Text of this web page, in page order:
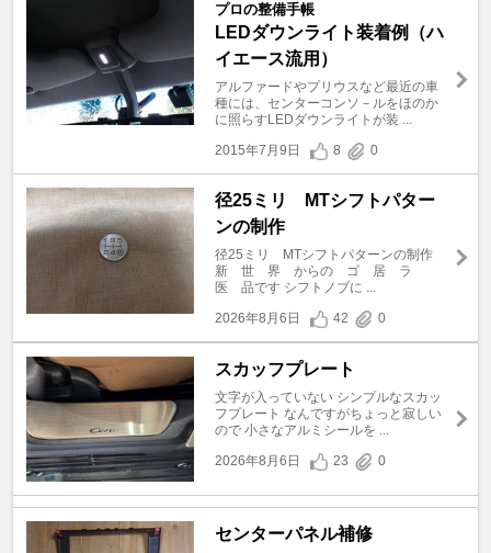
プロの整備手帳
LEDダウンライト装着例（ハ
イエース流用）
アルファードやプリウスなど最近の車
種には、センターコンソ－ルをほのか
に照らすLEDダウンライトが装 ...
2015年7月9日
8 0
径25ミリ MTシフトパター
ンの制作
径25ミリ MTシフトパターンの制作
新 世 界 からの ゴ 居 ラ
医 品です シフトノブに ...
2026年8月6日
42 0
スカッフプレート
文字が入っていない シンプルなスカッ
フプレート なんですがちょっと寂しい
ので 小さなアルミシールを ...
2026年8月6日
23 0
センターパネル補修